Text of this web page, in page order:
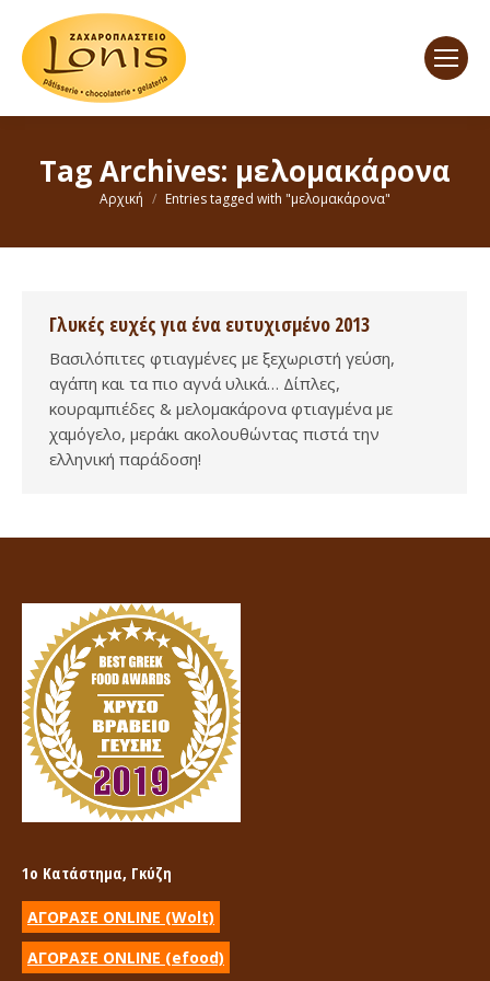
Tag Archives: μελομακάρονα
You are here:
Αρχική Entries tagged with "μελομακάρονα"
Γλυκές ευχές για ένα ευτυχισμένο 2013
Βασιλόπιτες φτιαγμένες με ξεχωριστή γεύση,
αγάπη και τα πιο αγνά υλικά… Δίπλες,
κουραμπιέδες & μελομακάρονα φτιαγμένα με
χαμόγελο, μεράκι ακολουθώντας πιστά την
ελληνική παράδοση!
1ο Κατάστημα, Γκύζη
ΑΓΟΡΑΣΕ ONLINE (Wolt)
ΑΓΟΡΑΣΕ ONLINE (efood)